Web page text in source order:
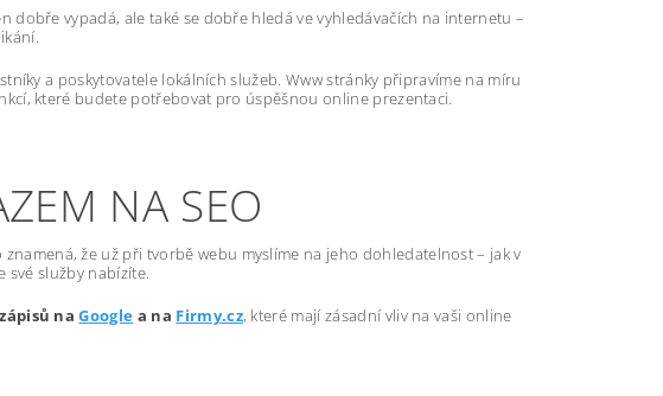
vypadá, ale také se dobře hledá ve vyhledávačích na internetu –
a poskytovatele lokálních služeb. Www stránky připravíme na míru
které budete potřebovat pro úspěšnou online prezentaci.
NA SEO
znamená, že už při tvorbě webu myslíme na jeho dohledatelnost – jak v
své služby nabízíte.
naGoogle a na Firmy.cz, které mají zásadní vliv na vaši online